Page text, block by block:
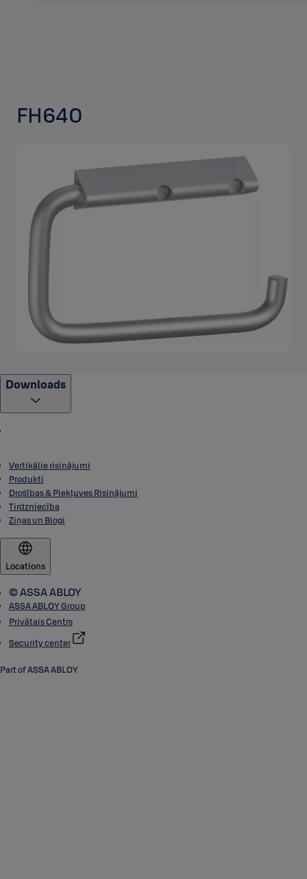
FH640
Downloads
Vertikālie risinājumi
Produkti
Drošības & Piekļuves Risinājumi
Tirdzniecība
Ziņas un Blogi
Locations
© ASSA ABLOY
ASSA ABLOY Group
Privātais Centrs
Security center
Part of ASSA ABLOY